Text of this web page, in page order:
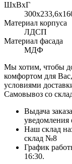
ШхВхГ
Материал корпуса
ЛДСП
Материал фасада
МДФ
Мы хотим, чтобы
комфортом для
условиями
Самовывоз со
Выдача
уведомления
Наш склад
склад №8
График
16:30.